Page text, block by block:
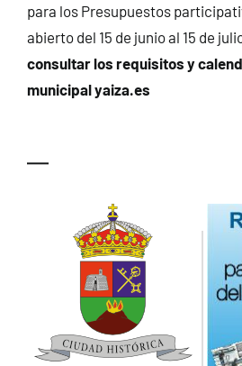
para los Presupuestos
abierto del 15 de junio al 15 de
consultar los requisitos y
municipal yaiza.es
—